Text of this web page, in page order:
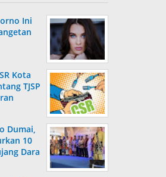
Ini
Kota
TJSP
Dumai,
10
Dara